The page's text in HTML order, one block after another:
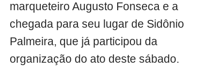
marqueteiro Augusto Fonseca e a
chegada para seu lugar de Sidônio
Palmeira, que já participou da
organização do ato deste sábado.